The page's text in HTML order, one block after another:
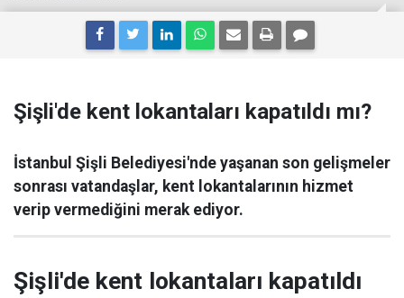
Şişli'de kent lokantaları kapatıldı mı?
İstanbul Şişli Belediyesi'nde yaşanan son gelişmeler
sonrası vatandaşlar, kent lokantalarının hizmet
verip vermediğini merak ediyor.
Şişli'de kent lokantaları kapatıldı